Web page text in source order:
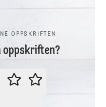
OPPSKRIFTEN
oppskriften?
GJERNE DENNE